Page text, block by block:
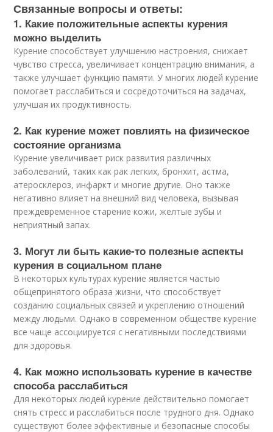
Связанные вопросы и ответы:
1. Какие положительные аспекты курения
можно выделить
Курение способствует улучшению настроения, снижает
чувство стресса, увеличивает концентрацию внимания, а
также улучшает функцию памяти. У многих людей курение
помогает расслабиться и сосредоточиться на задачах,
улучшая их продуктивность.
2. Как курение может повлиять на физическое
состояние организма
Курение увеличивает риск развития различных
заболеваний, таких как рак легких, бронхит, астма,
атеросклероз, инфаркт и многие другие. Оно также
негативно влияет на внешний вид человека, вызывая
преждевременное старение кожи, желтые зубы и
неприятный запах.
3. Могут ли быть какие-то полезные аспекты
курения в социальном плане
В некоторых культурах курение является частью
общепринятого образа жизни, что способствует
созданию социальных связей и укреплению отношений
между людьми. Однако в современном обществе курение
все чаще ассоциируется с негативными последствиями
для здоровья.
4. Как можно использовать курение в качестве
способа расслабиться
Для некоторых людей курение действительно помогает
снять стресс и расслабиться после трудного дня. Однако
существуют более эффективные и безопасные способы